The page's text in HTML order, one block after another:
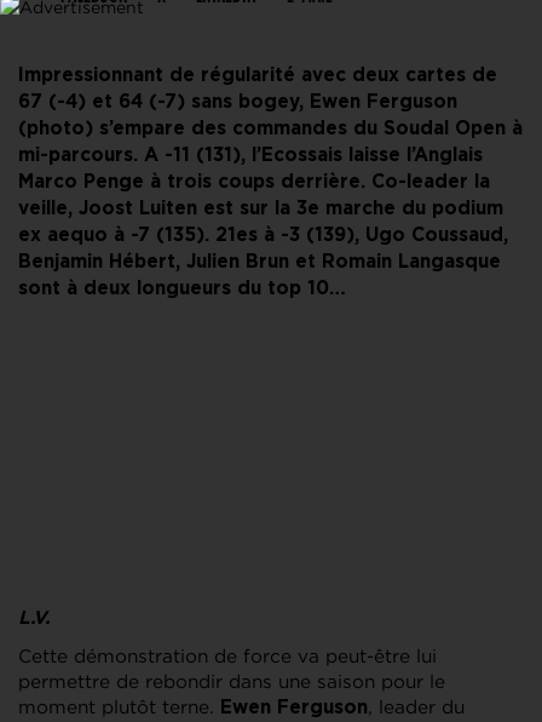
Impressionnant de régularité avec deux cartes de
67 (-4) et 64 (-7) sans bogey, Ewen Ferguson
(photo) s’empare des commandes du Soudal Open à
mi-parcours. A -11 (131), l’Ecossais laisse l’Anglais
Marco Penge à trois coups derrière. Co-leader la
veille, Joost Luiten est sur la 3e marche du podium
ex aequo à -7 (135). 21es à -3 (139), Ugo Coussaud,
Benjamin Hébert, Julien Brun et Romain Langasque
sont à deux longueurs du top 10…
L.V.
Cette démonstration de force va peut-être lui
permettre de rebondir dans une saison pour le
moment plutôt terne.
Ewen Ferguson, leader du